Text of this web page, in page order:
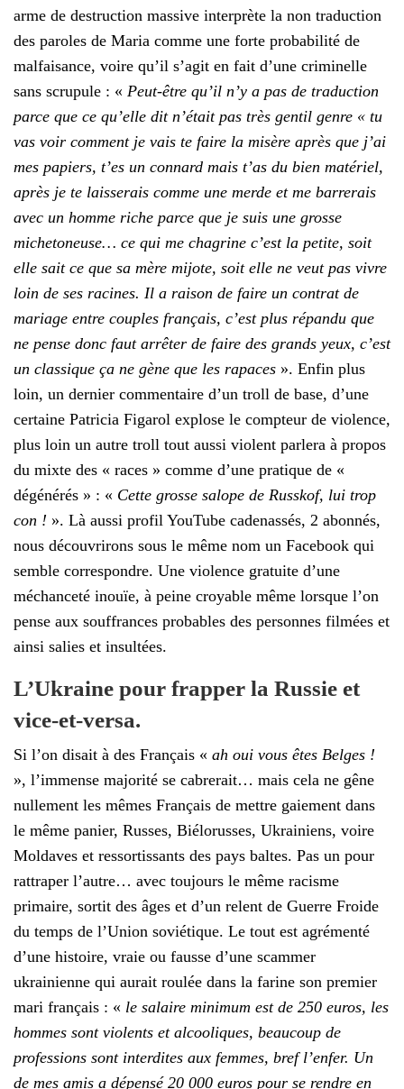
arme de destruction massive interprète la non traduction
des paroles de Maria comme une forte probabilité de
malfaisance, voire qu’il s’agit en fait d’une criminelle
sans scrupule : « Peut-être qu’il n’y a pas de traduction
parce que ce qu’elle dit n’était pas très gentil genre « tu
vas voir comment je vais te faire la misère après que j’ai
mes papiers, t’es un connard mais t’as du bien matériel,
après je te laisserais comme une merde et me barrerais
avec un homme riche parce que je suis une grosse
michetoneuse… ce qui me chagrine c’est la petite, soit
elle sait ce que sa mère mijote, soit elle ne veut pas vivre
loin de ses racines. Il a raison de faire un contrat de
mariage entre couples français, c’est plus répandu que
ne pense donc faut arrêter de faire des grands yeux, c’est
un classique ça ne gène que les rapaces ». Enfin plus
loin, un dernier commentaire d’un troll de base, d’une
certaine Patricia Figarol explose le compteur de violence,
plus loin un autre troll tout aussi violent parlera à propos
du mixte des « races » comme d’une pratique de «
dégénérés » : « Cette grosse salope de Russkof, lui trop
con ! ». Là aussi profil YouTube cadenassés, 2 abonnés,
nous découvrirons sous le même nom un Facebook qui
semble correspondre. Une violence gratuite d’une
méchanceté inouïe, à peine croyable même lorsque l’on
pense aux souffrances probables des personnes filmées et
ainsi salies et insultées.
L’Ukraine pour frapper la Russie et
vice-et-versa.
Si l’on disait à des Français « ah oui vous êtes Belges !
», l’immense majorité se cabrerait… mais cela ne gêne
nullement les mêmes Français de mettre gaiement dans
le même panier, Russes, Biélorusses, Ukrainiens, voire
Moldaves et ressortissants des pays baltes. Pas un pour
rattraper l’autre… avec toujours le même racisme
primaire, sortit des âges et d’un relent de Guerre Froide
du temps de l’Union soviétique. Le tout est agrémenté
d’une histoire, vraie ou fausse d’une scammer
ukrainienne qui aurait roulée dans la farine son premier
mari français : « le salaire minimum est de 250 euros, les
hommes sont violents et alcooliques, beaucoup de
professions sont interdites aux femmes, bref l’enfer. Un
de mes amis a dépensé 20 000 euros pour se rendre en